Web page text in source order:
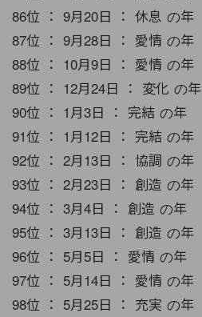
86位 ： 9月20日 ： 休息 の年
87位 ： 9月28日 ： 愛情 の年
88位 ： 10月9日 ： 愛情 の年
89位 ： 12月24日 ： 変化 の年
90位 ： 1月3日 ： 完結 の年
91位 ： 1月12日 ： 完結 の年
92位 ： 2月13日 ： 協調 の年
93位 ： 2月23日 ： 創造 の年
94位 ： 3月4日 ： 創造 の年
95位 ： 3月13日 ： 創造 の年
96位 ： 5月5日 ： 愛情 の年
97位 ： 5月14日 ： 愛情 の年
98位 ： 5月25日 ： 充実 の年